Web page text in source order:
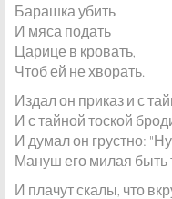
Барашка убить
И мяса подать
Царице в кровать,
Чтоб ей не хворать.
Издал он приказ и с
И с тайной тоской
И думал он грустно:
Мануш его милая быть
И плачут скалы, что